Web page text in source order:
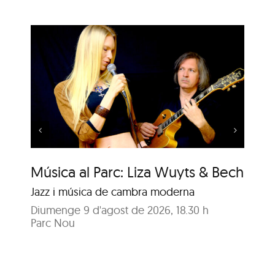
Música al Parc: Liza Wuyts & Bech
Jazz i música de cambra moderna
Diumenge 9 d'agost de 2026, 18.30 h
Parc Nou
Concert de Duet Llum
de Lluna